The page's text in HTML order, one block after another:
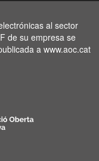
al sector
de su empresa se
a www.aoc.cat